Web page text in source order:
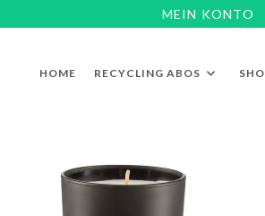
MEIN KONTO
HOME RECYCLING ABOS